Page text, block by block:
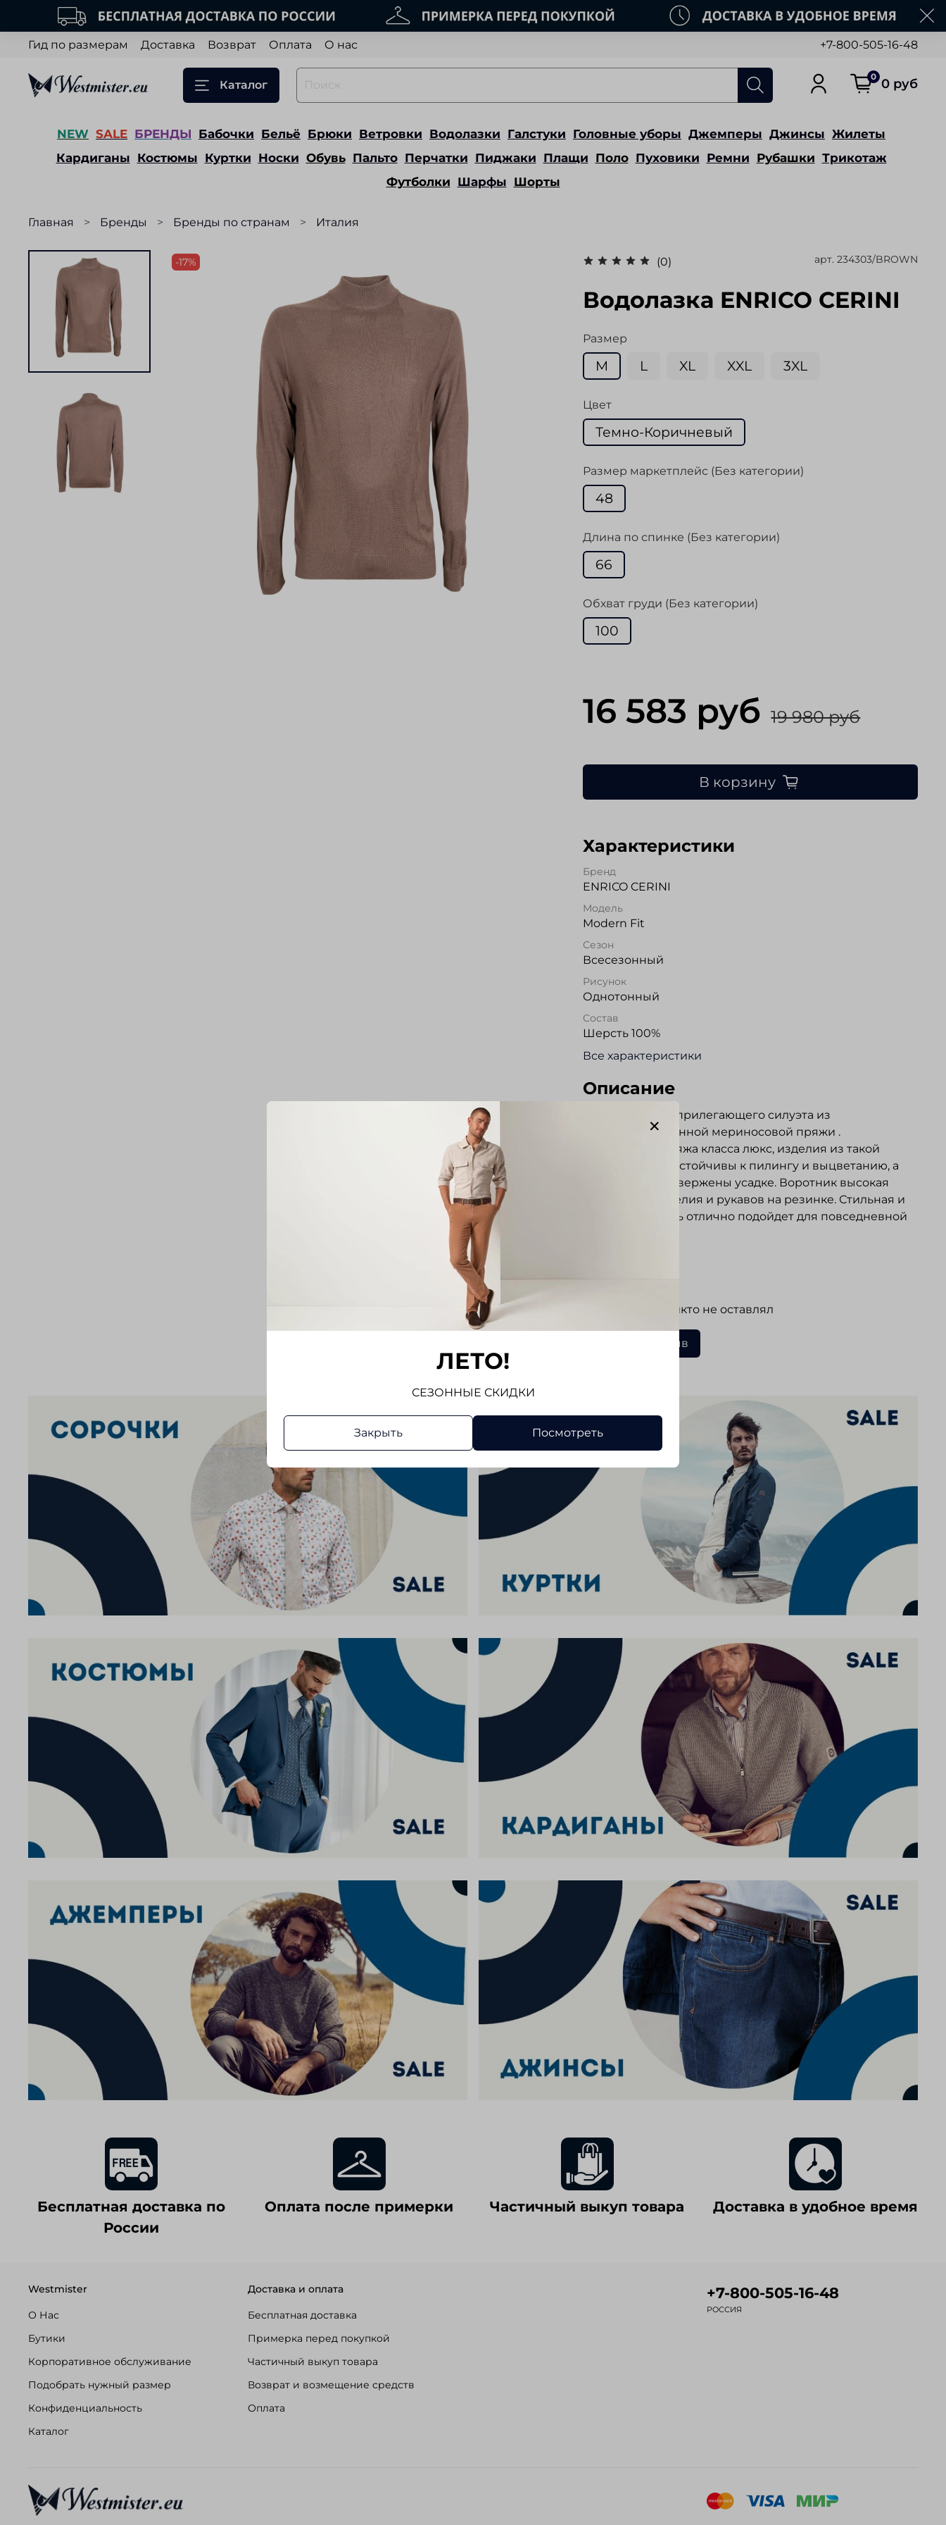
Гид по размерам Доставка Возврат Оплата О нас +7-800-505-16-48
Каталог
0 0 руб
NEW SALE БРЕНДЫ Бабочки Бельё Брюки Ветровки Водолазки Галстуки Головные уборы Джемперы Джинсы Жилеты
Кардиганы Костюмы Куртки Носки Обувь Пальто Перчатки Пиджаки Плащи Поло Пуховики Ремни Рубашки Трикотаж
Футболки Шарфы Шорты
Главная Бренды Бренды по странам Италия
-17% (0) арт. 234303/BROWN
Водолазка ENRICO CERINI
Размер
M L XL XXL 3XL
Цвет
Темно-Коричневый
Размер маркетплейс (Без категории)
48
Длина по спинке (Без категории)
66
Обхват груди (Без категории)
100
16 583 руб 19 980 руб
В корзину
Характеристики
Бренд
ENRICO CERINI
Модель
Modern Fit
Сезон
Всесезонный
Рисунок
Однотонный
Состав
Шерсть 100%
Все характеристики
Описание
Водолазка полуприлегающего силуэта из
высококачественной мериносовой пряжи .
Итальянская пряжа класса люкс, изделия из такой
пряжи мягкие, устойчивы к пилингу и выцветанию, а
так же мало подвержены усадке. Воротник высокая
стойка. Низ изделия и рукавов на резинке. Стильная и
элегантная вещь отлично подойдет для повседневной
Отзывов еще никто не оставлял
Написать отзыв
Бесплатная доставка по
России
Оплата после примерки Частичный выкуп товара Доставка в удобное время
Westmister
О Нас
Бутики
Корпоративное обслуживание
Подобрать нужный размер
Конфиденциальность
Каталог
Доставка и оплата
Бесплатная доставка
Примерка перед покупкой
Частичный выкуп товара
Возврат и возмещение средств
Оплата
+7-800-505-16-48
РОССИЯ
ЛЕТО!
СЕЗОННЫЕ СКИДКИ
Закрыть Посмотреть